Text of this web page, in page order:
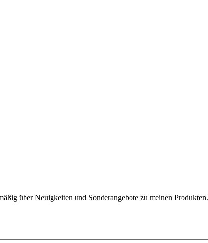
über Neuigkeiten und Sonderangebote zu meinen Produkten.